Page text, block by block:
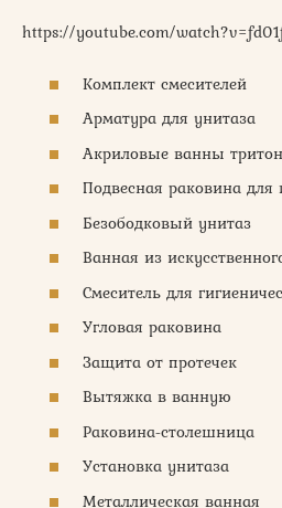
https://youtube.com/
Комплект смесителей
Арматура для унитаза
Акриловые ванны тритон
Подвесная раковина
Безободковый унитаз
Ванная из
Смеситель для
Угловая раковина
Защита от протечек
Вытяжка в ванную
Раковина-столешница
Установка унитаза
Металлическая ванная